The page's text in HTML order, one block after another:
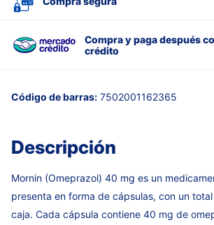
Compra y paga después
crédito
Código de barras: 7502001162365
Descripción
Mornin (Omeprazol) 40 mg es un
presenta en forma de cápsulas, con un
caja. Cada cápsula contiene 40 mg de